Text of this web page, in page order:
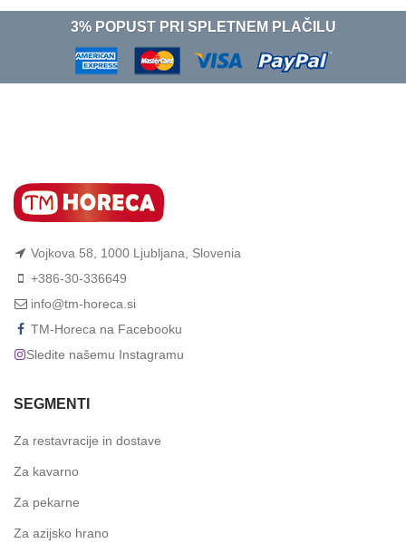
3% POPUST PRI SPLETNEM PLAČILU
Vojkova 58, 1000 Ljubljana, Slovenia
+386-30-336649
info@tm-horeca.si
TM-Horeca na Facebooku
Sledite našemu Instagramu
SEGMENTI
Za restavracije in dostave
Za kavarno
Za pekarne
Za azijsko hrano